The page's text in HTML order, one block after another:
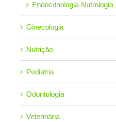
Endocrinologia-Nutrologia
Ginecologia
Nutrição
Pediatria
Odontologia
Veterinária